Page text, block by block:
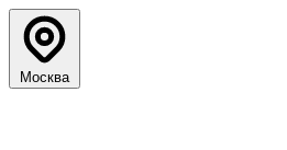
Москва